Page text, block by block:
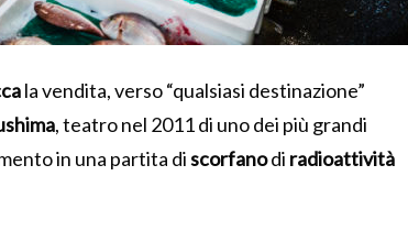
la vendita, verso “qualsiasi destinazione”
, teatro nel 2011 di uno dei più grandi
in una partita discorfanodi radioattività